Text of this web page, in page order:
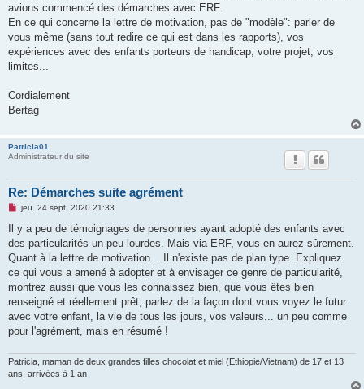
n
o
l
u
avions commencé des démarches avec ERF.
En ce qui concerne la lettre de motivation, pas de "modèle": parler de
vous même (sans tout redire ce qui est dans les rapports), vos
expériences avec des enfants porteurs de handicap, votre projet, vos
limites...
Cordialement
Bertag
Patricia01
Administrateur du site
Re: Démarches suite agrément
M
s
s
a
g
n
o
l
u
jeu. 24 sept. 2020 21:33
Il y a peu de témoignages de personnes ayant adopté des enfants avec
des particularités un peu lourdes. Mais via ERF, vous en aurez sûrement.
Quant à la lettre de motivation... Il n'existe pas de plan type. Expliquez
ce qui vous a amené à adopter et à envisager ce genre de particularité,
montrez aussi que vous les connaissez bien, que vous êtes bien
renseigné et réellement prêt, parlez de la façon dont vous voyez le futur
avec votre enfant, la vie de tous les jours, vos valeurs... un peu comme
pour l'agrément, mais en résumé !
Patricia, maman de deux grandes filles chocolat et miel (Ethiopie/Vietnam) de 17 et 13
ans, arrivées à 1 an